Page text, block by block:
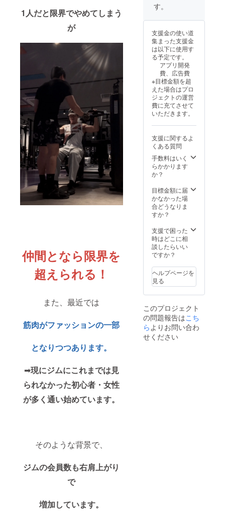
1人だと限界でやめてしまう
が
仲間となら限界を
超えられる！
また、最近では
筋肉がファッションの一部
となりつつあります。
➡︎現にジムにこれまでは見
られなかった初心者・女性
が多く通い始めています。
そのような背景で、
ジムの会員数も右肩上がり
で
増加しています。
サー合
ファン
ミー
ティン
グな
ど）
2026年
10月よ
り開催
【備考
欄の記
入内
容】 ①
登録に
使用す
るメー
ルアド
レス ②
ル画面
に表示
する名
前
す。
支援金の使い道
集まった支援金
は以下に使用す
る予定です。
アプリ開発
費、広告費
※目標金額を超
えた場合はプロ
ジェクトの運営
費に充てさせて
いただきます。
支援に関するよ
くある質問
手数料はいく
らかかります
か？
目標金額に届
かなかった場
合どうなりま
すか？
支援で困った
時はどこに相
談したらいい
ですか？
ヘルプページを
見る
このプロジェクト
の問題報告はこち
ら よりお問い合わ
せください